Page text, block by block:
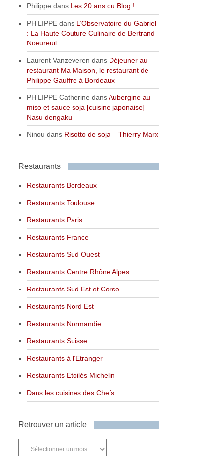
Philippe dans Les 20 ans du Blog !
PHILIPPE dans L’Observatoire du Gabriel
: La Haute Couture Culinaire de Bertrand
Noeureuil
Laurent Vanzeveren dans Déjeuner au
restaurant Ma Maison, le restaurant de
Philippe Gauffre à Bordeaux
PHILIPPE Catherine dansAubergine au
miso et sauce soja [cuisine japonaise] –
Nasu dengaku
Ninou dans Risotto de soja – Thierry Marx
Restaurants
Restaurants Bordeaux
Restaurants Toulouse
Restaurants Paris
Restaurants France
Restaurants Sud Ouest
Restaurants Centre Rhône Alpes
Restaurants Sud Est et Corse
Restaurants Nord Est
Restaurants Normandie
Restaurants Suisse
Restaurants à l’Etranger
Restaurants Etoilés Michelin
Dans les cuisines des Chefs
Retrouver un article